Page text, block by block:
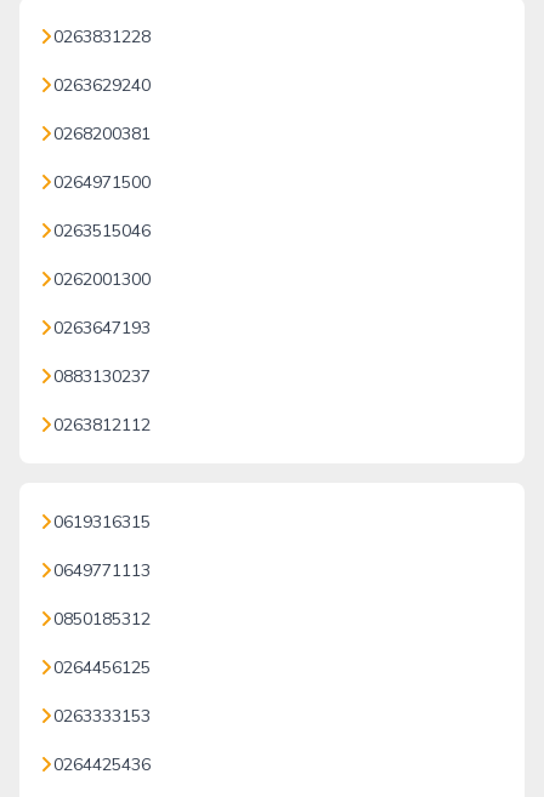
0263831228
0263629240
0268200381
0264971500
0263515046
0262001300
0263647193
0883130237
0263812112
0619316315
0649771113
0850185312
0264456125
0263333153
0264425436